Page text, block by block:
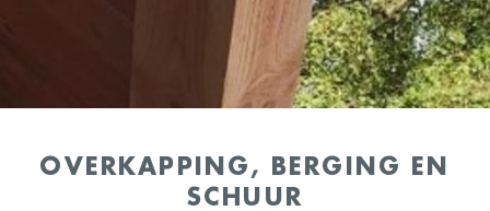
OVERKAPPING, BERGING EN
SCHUUR